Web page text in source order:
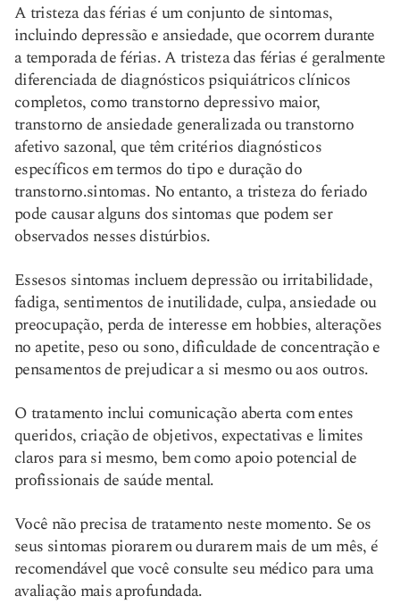
A tristeza das férias é um conjunto de sintomas,
incluindo depressão e ansiedade, que ocorrem durante
a temporada de férias. A tristeza das férias é geralmente
diferenciada de diagnósticos psiquiátricos clínicos
completos, como transtorno depressivo maior,
transtorno de ansiedade generalizada ou transtorno
afetivo sazonal, que têm critérios diagnósticos
específicos em termos do tipo e duração do
transtorno.sintomas. No entanto, a tristeza do feriado
pode causar alguns dos sintomas que podem ser
observados nesses distúrbios.
Essesos sintomas incluemdepressão ou irritabilidade,
fadiga, sentimentos de inutilidade, culpa, ansiedade ou
preocupação, perda de interesse em hobbies, alterações
no apetite, peso ou sono, dificuldade de concentração e
pensamentos de prejudicar a si mesmo ou aos outros.
O tratamento inclui comunicação aberta com entes
queridos, criação de objetivos, expectativas e limites
claros para si mesmo, bem como apoio potencial de
profissionais de saúde mental.
Você não precisa de tratamento neste momento. Se os
seus sintomas piorarem ou durarem mais de um mês, é
recomendável que você consulte seu médico para uma
avaliação mais aprofundada.